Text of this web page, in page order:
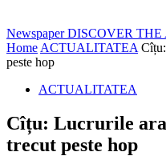
Newspaper DISCOVER THE
Home ACTUALITATEA
peste hop
ACTUALITATEA
Cîțu: Lucrurile
trecut peste hop